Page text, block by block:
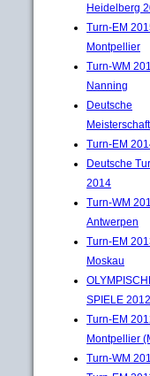
Heidelberg
Turn-EM
Montpellier
Turn-WM
Nanning
Deutsche
Turn-EM
Deutsche
2014
Turn-WM
Antwerpen
Turn-EM
Moskau
SPIELE 2012
Turn-EM
Montpellier
Turn-WM